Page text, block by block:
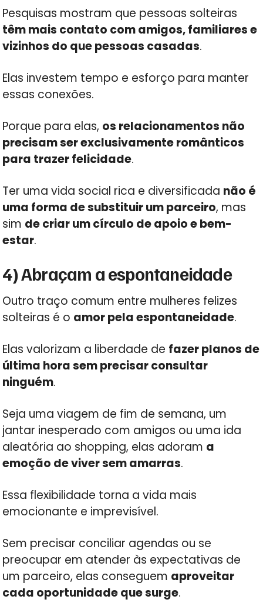
Pesquisas mostram que pessoas solteiras
têm mais contato com amigos, familiares e
vizinhos do que pessoas casadas.
Elas investem tempo e esforço para manter
essas conexões.
Porque para elas, os relacionamentos não
precisam ser exclusivamente românticos
para trazer felicidade.
Ter uma vida social rica e diversificada não é
uma forma de substituir um parceiro, mas
sim de criar um círculo de apoio e bem-
estar.
4) Abraçam a espontaneidade
Outro traço comum entre mulheres felizes
solteiras é o amor pela espontaneidade.
Elas valorizam a liberdade de fazer planos de
última hora sem precisar consultar
ninguém.
Seja uma viagem de fim de semana, um
jantar inesperado com amigos ou uma ida
aleatória ao shopping, elas adoram a
emoção de viver sem amarras.
Essa flexibilidade torna a vida mais
emocionante e imprevisível.
Sem precisar conciliar agendas ou se
preocupar em atender às expectativas de
um parceiro, elas conseguem aproveitar
cada oportunidade que surge.